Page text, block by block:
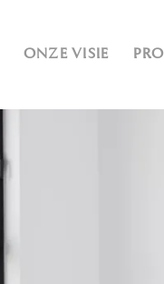
ONZE VISIE